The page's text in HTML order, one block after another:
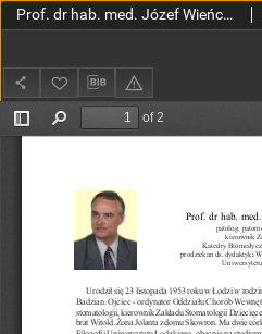
Prof. dr hab. med. Józef Wieńczysław Kobos patolog, patomorfolog, patolog onkologiczny kierownik Zakładu Patomorfologii Katedry Biomedycznych Podstaw Pielęgniarstwa prodziekan ds. dydaktyki Wydziału Pielęgniarstwa i Położnictwa Uniwersytetu Medycznego w Łodzi